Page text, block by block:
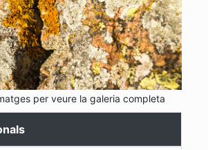
per veure la galeria completa